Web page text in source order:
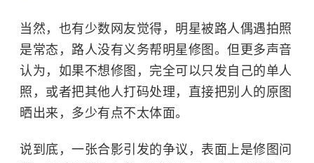
当然，也有少数网友觉得，明星被路人偶遇拍照
是常态，路人没有义务帮明星修图。但更多声音
认为，如果不想修图，完全可以只发自己的单人
照，或者把其他人打码处理，直接把别人的原图
晒出来，多少有点不太体面。
说到底，一张合影引发的争议，表面上是修图问